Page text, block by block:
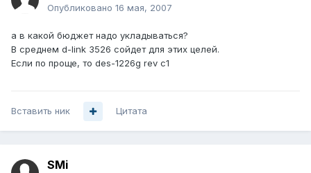
Опубликовано 16 мая, 2007
а в какой бюджет надо укладываться?
В среднем d-link 3526 сойдет для этих целей.
Если по проще, то des-1226g rev c1
Вставить ник Цитата
SMi